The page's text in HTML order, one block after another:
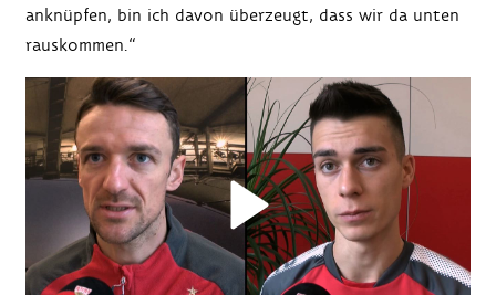
anknüpfen, bin ich davon überzeugt, dass wir da unten
rauskommen.“